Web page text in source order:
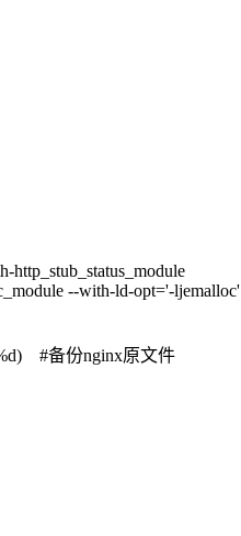
--with-ld-opt='-ljemalloc'
#备份nginx原文件